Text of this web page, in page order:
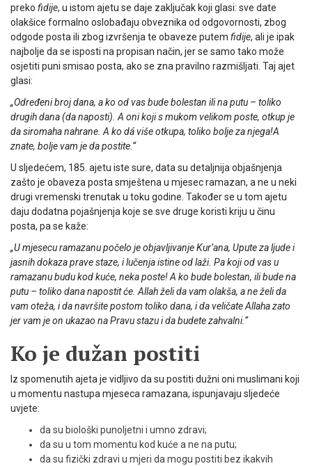
preko fidije, u istom ajetu se daje zaključak koji glasi: sve date
olakšice for­malno oslobađaju obveznika od odgovornosti, zbog
odgode posta ili zbog izvršenja te obaveze putem fidije, ali je ipak
najbolje da se isposti na propisan način, jer se samo tako može
osjetiti puni smisao posta, ako se zna pravilno razmišljati. Taj ajet
glasi:
„Određeni broj dana, a ko od vas bude bolestan ili na putu – toliko
drugih dana (da naposti). A oni koji s mukom velikom poste, otkup je
da siromaha nahrane.A ko dá više otkupa, toliko bolje za njega!A
znate, bolje vam je da postite.“
U sljedećem, 185. ajetu iste sure, data su detaljnija objašnjenja
zašto je obaveza posta smještena u mjesec ramazan, a ne u neki
drugi vremenski trenutak u toku godine. Također se u tom ajetu
daju dodatna pojašnjenja koje se sve druge koristi kriju u činu
posta, pa se kaže:
„U mjesecu ramazanu počelo je objavljivanje Kur’ana, Upute za ljude i
jasnih dokaza prave staze, i lučenja istine od laži. Pa koji od vas u
ramazanu budu kod kuće, neka poste! A ko bude bolestan, ili bude na
putu – toliko dana napostit će. Allah želi da vam olakša, a ne želi da
vam oteža, i da navršite postom toliko dana, i da veličate Allaha zato
jer vam je on ukazao na Pravu stazu i da budete zahvalni.“
Ko je dužan postiti
Iz spomenutih ajeta je vidljivo da su postiti dužni oni muslimani koji
u momentu nastupa mjeseca ramazana, ispunjavaju sljedeće
uvjete:
da su biološki punoljetni i umno zdravi;
da su u tom momentu kod kuće a ne na putu;
da su fizički zdravi u mjeri da mogu postiti bez ikakvih